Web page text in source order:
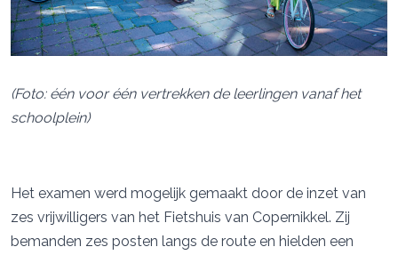
(Foto: één voor één vertrekken de leerlingen vanaf het
schoolplein)
Het examen werd mogelijk gemaakt door de inzet van
zes vrijwilligers van het Fietshuis van Copernikkel. Zij
bemanden zes posten langs de route en hielden een